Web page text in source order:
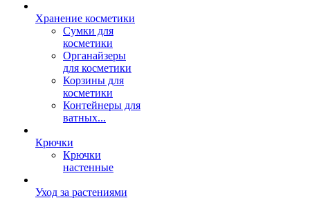
Хранение косметики
Сумки для
косметики
Органайзеры
для косметики
Корзины для
косметики
Контейнеры для
ватных...
Крючки
Крючки
настенные
Уход за растениями